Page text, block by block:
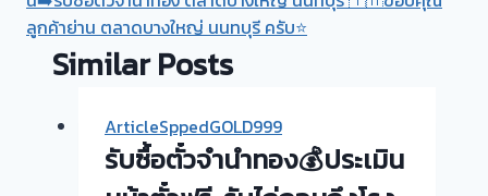
ลูกค้าย่าน ตลาดบางใหญ่ นนทบุรี ครับ⭐
Similar Posts
ArticleSppedGOLD999
รับซื้อตั๋วจำนำทอง💰ประเมิน